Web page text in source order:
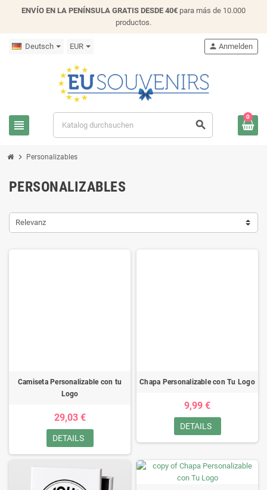
ENVÍO EN LA PENÍNSULA GRATIS DESDE 40€ para más de 10.000
productos.
Deutsch EUR
view_headline search
person Anmelden
0
chevron_right Personalizables
PERSONALIZABLES
Relevanz
Camiseta Personalizable con tu
Logo
29,03 €
DETAILS
Chapa Personalizable con Tu Logo
9,99 €
DETAILS